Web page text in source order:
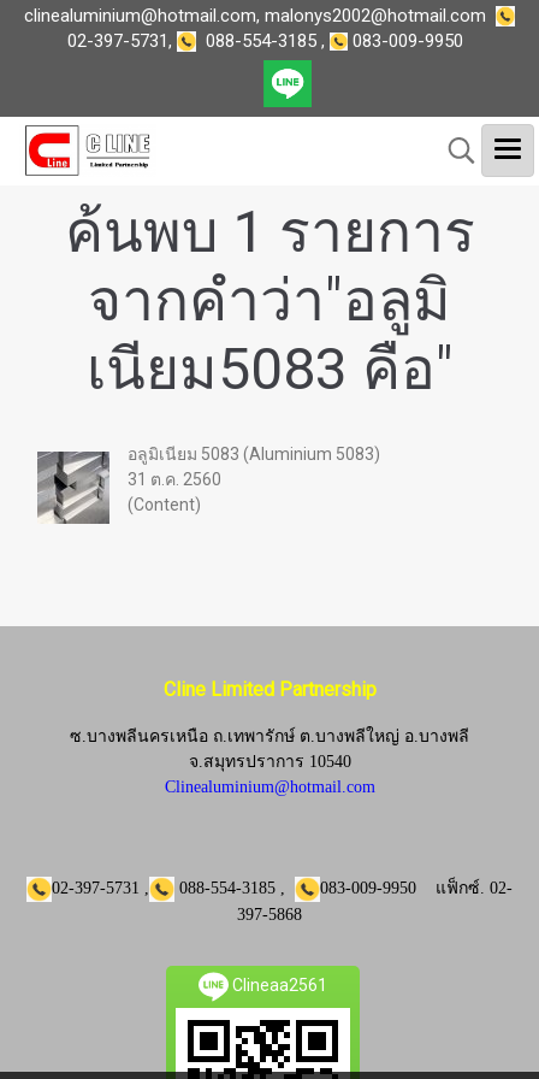
clinealuminium@hotmail.com, malonys2002@hotmail.com
02-397-5731, 088-554-3185, 083-009-9950
ค้นพบ 1 รายการ
จากคำว่า"อลูมิ
เนียม5083 คือ"
อลูมิเนียม 5083 (Aluminium 5083)
31 ต.ค. 2560
(Content)
Cline Limited Partnership
ซ.บางพลีนครเหนือ ถ.เทพารักษ์ ต.บางพลีใหญ่ อ.บางพลี
จ.สมุทรปราการ 10540
Clinealuminium@hotmail.com
02-397-5731 , 088-554-3185 , 083-009-9950 แฟ็กซ์. 02-
397-5868
Clineaa2561